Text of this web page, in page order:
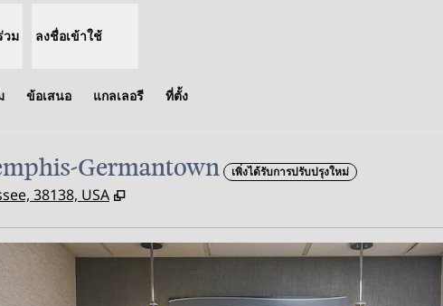
วม ลงชื่อเข้าใช้
ข้อเสนอ แกลเลอรี ที่ตั้ง
Germantown เพิ่งได้รับการปรับปรุงใหม่
38138, USA ,